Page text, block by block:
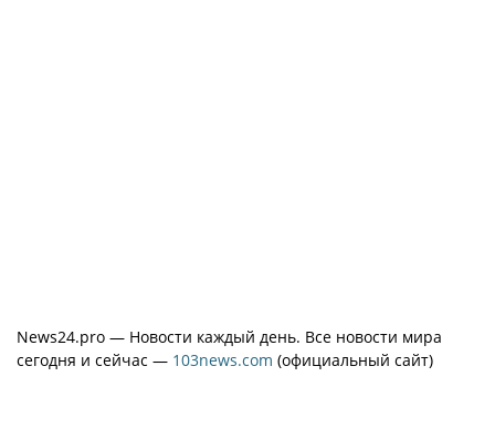
News24.pro — Новости каждый день. Все новости мира
сегодня и сейчас — 103news.com (официальный сайт)